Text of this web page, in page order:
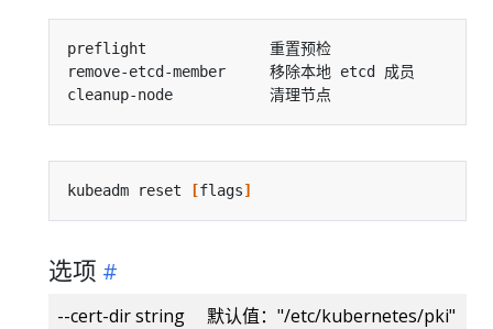
kubeadm reset [flags]
选项
--cert-dir string 默认值："/etc/kubernetes/pki"